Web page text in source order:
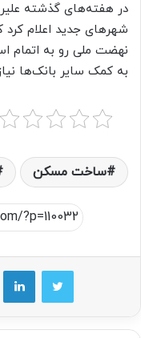
در هفته‌های گذشته
شهرهای جدید اعلام
نهضت ملی رو به اتمام
به کمک سایر بانک‌ها
ساخت مسکن